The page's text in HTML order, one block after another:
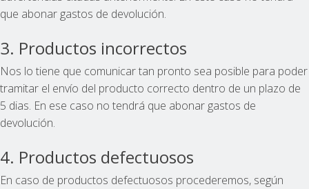
que abonar gastos de devolución.
3. Productos incorrectos
Nos lo tiene que comunicar tan pronto sea posible para poder
tramitar el envío del producto correcto dentro de un plazo de
5 dias. En ese caso no tendrá que abonar gastos de
devolución.
4. Productos defectuosos
En caso de productos defectuosos procederemos, según